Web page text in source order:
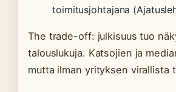
toimitusjohtajana
The trade-off: julkisuus tuo
talouslukuja. Katsojien ja
mutta ilman yrityksen virallista